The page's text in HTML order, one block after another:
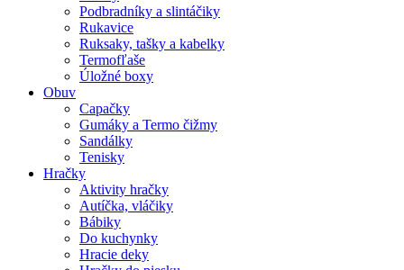
Podbradníky a slintáčiky
Rukavice
Ruksaky, tašky a kabelky
Termofľaše
Úložné boxy
Obuv
Capačky
Gumáky a Termo čižmy
Sandálky
Tenisky
Hračky
Aktivity hračky
Autíčka, vláčiky
Bábiky
Do kuchynky
Hracie deky